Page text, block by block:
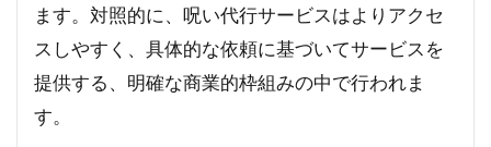
ます。対照的に、呪い代行サービスはよりアクセ
スしやすく、具体的な依頼に基づいてサービスを
提供する、明確な商業的枠組みの中で行われま
す。